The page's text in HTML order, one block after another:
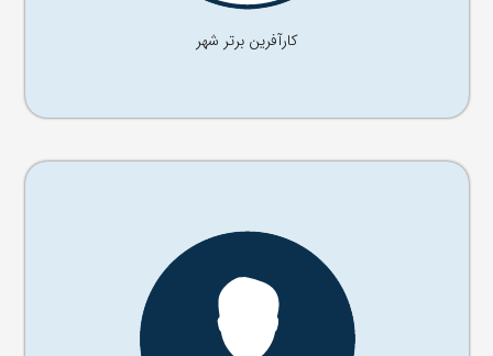
کارآفرین برتر شهر
آقای ........